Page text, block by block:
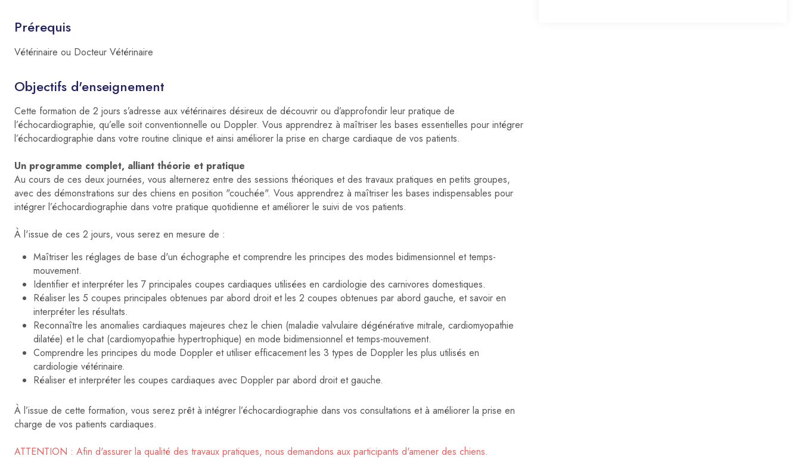
Prérequis
Vétérinaire ou Docteur Vétérinaire
Objectifs d'enseignement
Cette formation de 2 jours s’adresse aux vétérinaires désireux de découvrir ou d’approfondir leur pratique de
l’échocardiographie, qu’elle soit conventionnelle ou Doppler. Vous apprendrez à maîtriser les bases essentielles pour intégrer
l’échocardiographie dans votre routine clinique et ainsi améliorer la prise en charge cardiaque de vos patients.
Un programme complet, alliant théorie et pratique
Au cours de ces deux journées, vous alternerez entre des sessions théoriques et des travaux pratiques en petits groupes,
avec des démonstrations sur des chiens en position "couchée". Vous apprendrez à maîtriser les bases indispensables pour
intégrer l’échocardiographie dans votre pratique quotidienne et améliorer le suivi de vos patients.
À l'issue de ces 2 jours, vous serez en mesure de :
Maîtriser les réglages de base d'un échographe et comprendre les principes des modes bidimensionnel et temps-
mouvement.
Identifier et interpréter les 7 principales coupes cardiaques utilisées en cardiologie des carnivores domestiques.
Réaliser les 5 coupes principales obtenues par abord droit et les 2 coupes obtenues par abord gauche, et savoir en
interpréter les résultats.
Reconnaître les anomalies cardiaques majeures chez le chien (maladie valvulaire dégénérative mitrale, cardiomyopathie
dilatée) et le chat (cardiomyopathie hypertrophique) en mode bidimensionnel et temps-mouvement.
Comprendre les principes du mode Doppler et utiliser efficacement les 3 types de Doppler les plus utilisés en
cardiologie vétérinaire.
Réaliser et interpréter les coupes cardiaques avec Doppler par abord droit et gauche.
À l’issue de cette formation, vous serez prêt à intégrer l’échocardiographie dans vos consultations et à améliorer la prise en
charge de vos patients cardiaques.
ATTENTION : Afin d'assurer la qualité des travaux pratiques, nous demandons aux participants d'amener des chiens.